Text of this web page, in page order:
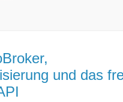
und das